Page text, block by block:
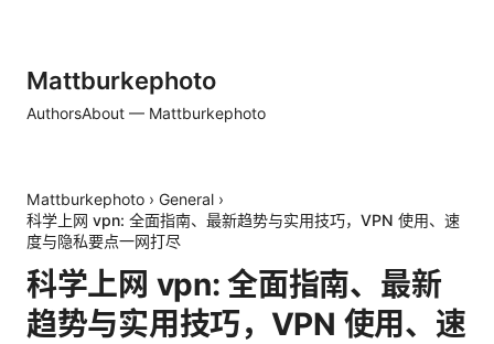
Mattburkephoto
AuthorsAbout — Mattburkephoto
Mattburkephoto › General ›
科学上网 vpn: 全面指南、最新趋势与实用技巧，VPN 使用、速
度与隐私要点一网打尽
科学上网 vpn: 全面指南、最新
趋势与实用技巧，VPN 使用、速